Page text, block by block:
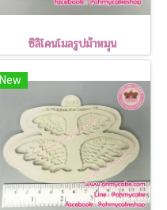
ซิลิโคนโมลรูปม้าหมุน
New